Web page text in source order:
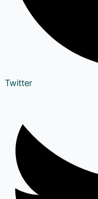
Twitter